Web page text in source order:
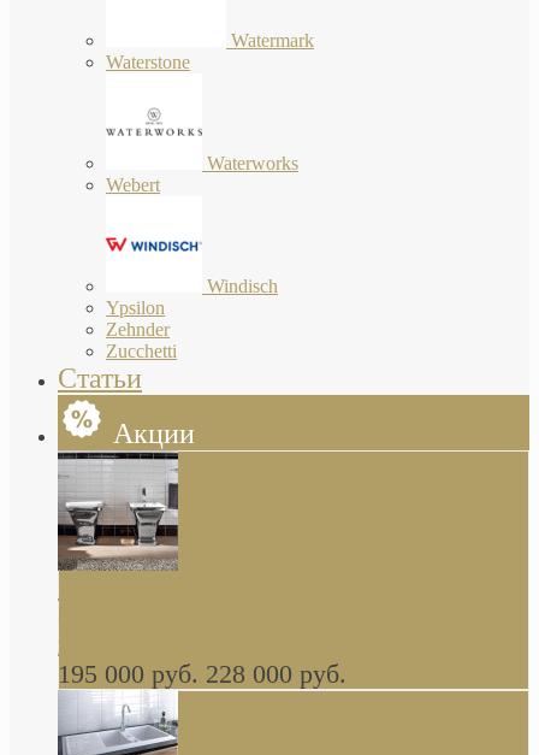
Watermark
Waterstone
Waterworks
Webert
Windisch
Ypsilon
Zehnder
Zucchetti
Статьи
Акции
Butterfly Scarabeo КОМПЛЕКТ санфаянса
глянцевая платина В НАЛИЧИИ
195 000 руб. 228 000 руб.